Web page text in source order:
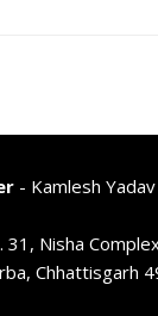
- Kamlesh Yadav
31, Nisha
Chhattisgarh